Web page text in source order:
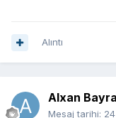
Alıntı
Alxan
Mesaj tarihi: